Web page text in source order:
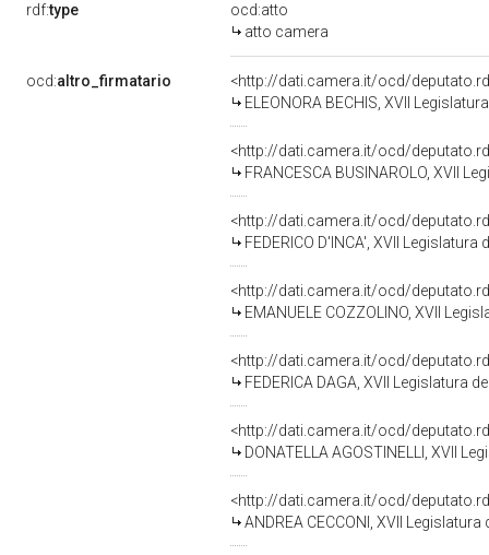
rdf:type
ocd:atto
atto camera
ocd:altro_firmatario
<http://dati.camera.it/ocd/
ELEONORA BECHIS, XVII
<http://dati.camera.it/ocd/
FRANCESCA BUSINAROLO, XVII
<http://dati.camera.it/ocd/
FEDERICO D'INCA', XVII Legislatura
<http://dati.camera.it/ocd/
EMANUELE COZZOLINO, XVII
<http://dati.camera.it/ocd/
FEDERICA DAGA, XVII Legislatura
<http://dati.camera.it/ocd/
DONATELLA AGOSTINELLI, XVII
<http://dati.camera.it/ocd/
ANDREA CECCONI, XVII